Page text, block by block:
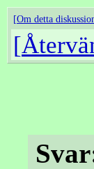
Om detta